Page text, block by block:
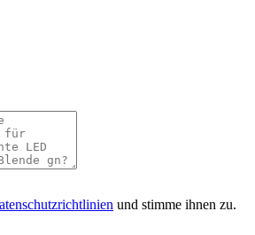
und stimme ihnen zu.